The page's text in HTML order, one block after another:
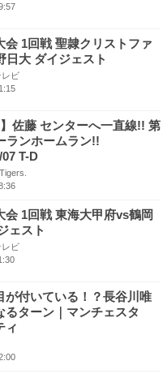
会 1回戦 聖隷クリストファ
日大 ダイジェスト
レビ
】佐藤 センターへ一直線!! 第
ランホームラン!!
T-D
会 1回戦 東海大甲府vs鶴岡
ェスト
レビ
が付いている！？長谷川唯
るターン｜マンチェスタ
ィ